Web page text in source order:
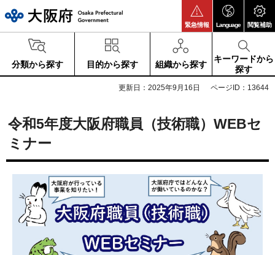
緊急情報 Language 閲覧補助
分類から探す 目的から探す 組織から探す
キーワードから
探す
更新日：2025年9月16日 ページID：13644
令和5年度大阪府職員（技術職）WEBセ
ミナー